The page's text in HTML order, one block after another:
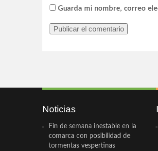
Guarda mi nombre, correo
Noticias
Fin de semana inestable en la
comarca con posibilidad de
tormentas vespertinas